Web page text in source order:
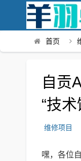
首页
自贡
“技术
维修项目
嘿，各位